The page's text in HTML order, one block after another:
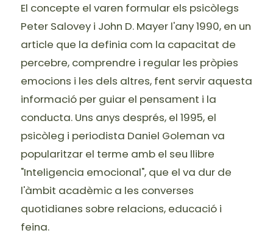
El concepte el varen formular els psicòlegs
Peter Salovey i John D. Mayer l'any 1990, en un
article que la definia com la capacitat de
percebre, comprendre i regular les pròpies
emocions i les dels altres, fent servir aquesta
informació per guiar el pensament i la
conducta. Uns anys després, el 1995, el
psicòleg i periodista Daniel Goleman va
popularitzar el terme amb el seu llibre
"Inteligencia emocional", que el va dur de
l'àmbit acadèmic a les converses
quotidianes sobre relacions, educació i
feina.